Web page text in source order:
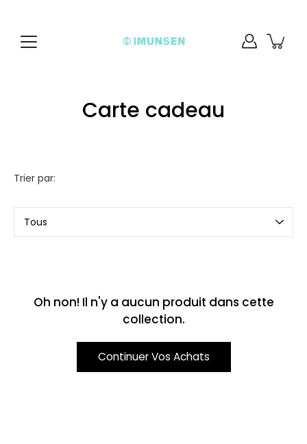
contenu
Carte cadeau
Trier par:
par
Oh non! Il n'y a aucun produit dans cette
collection.
Continuer Vos Achats